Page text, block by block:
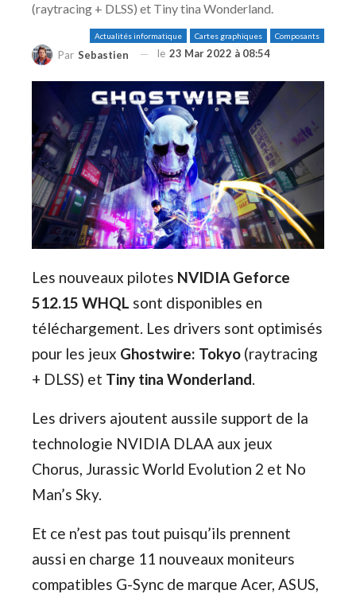
(raytracing + DLSS) et Tiny tina Wonderland.
Actualités informatique Cartes graphiques Composants
Par Sebastien le 23 Mar 2022 à 08:54
Les nouveaux pilotes NVIDIA Geforce
512.15 WHQL sont disponibles en
téléchargement. Les drivers sont optimisés
pour les jeux Ghostwire: Tokyo (raytracing
+ DLSS) et Tiny tina Wonderland.
Les drivers ajoutent aussile support de la
technologie NVIDIA DLAA aux jeux
Chorus, Jurassic World Evolution 2 et No
Man’s Sky.
Et ce n’est pas tout puisqu’ils prennent
aussi en charge 11 nouveaux moniteurs
compatibles G-Sync de marque Acer, ASUS,